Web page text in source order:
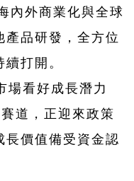
內外商業化與全球
產品研發，全方位
打開。
場看好成長潛力
道，正迎來政策
長價值備受資金認